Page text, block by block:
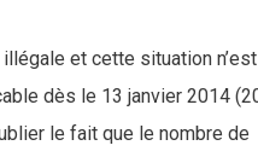
et cette situation
dès le 13 janvier 2014
le fait que le nombre de